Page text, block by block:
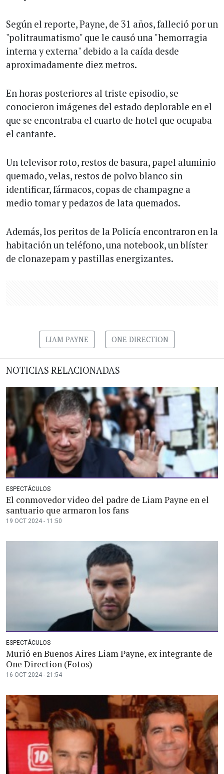
Según el reporte, Payne, de 31 años, falleció por un
"politraumatismo" que le causó una "hemorragia
interna y externa" debido a la caída desde
aproximadamente diez metros.
En horas posteriores al triste episodio, se
conocieron imágenes del estado deplorable en el
que se encontraba el cuarto de hotel que ocupaba
el cantante.
Un televisor roto, restos de basura, papel aluminio
quemado, velas, restos de polvo blanco sin
identificar, fármacos, copas de champagne a
medio tomar y pedazos de lata quemados.
Además, los peritos de la Policía encontraron en la
habitación un teléfono, una notebook, un blíster
de clonazepam y pastillas energizantes.
LIAM PAYNE ONE DIRECTION
NOTICIAS RELACIONADAS
ESPECTÁCULOS
El conmovedor video del padre de Liam Payne en el
santuario que armaron los fans
19 OCT 2024 - 11:50
ESPECTÁCULOS
Murió en Buenos Aires Liam Payne, ex integrante de
One Direction (Fotos)
16 OCT 2024 - 21:54